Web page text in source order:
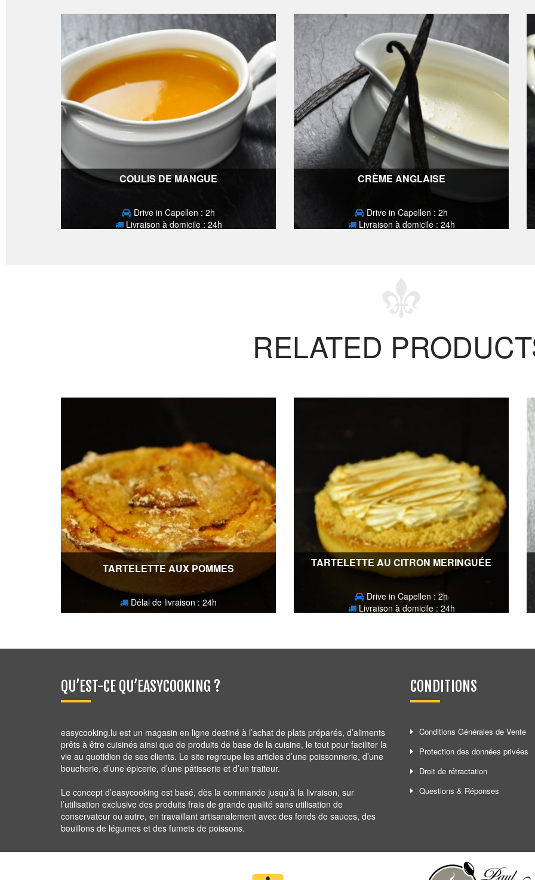
COULIS DE MANGUE
Drive in Capellen : 2h
Livraison à domicile : 24h
CRÈME ANGLAISE
Drive in Capellen : 2h
Livraison à domicile : 24h
RELATED
TARTELETTE AUX POMMES
Délai de livraison : 24h
TARTELETTE AU CITRON MERINGUÉE
Drive in Capellen : 2h
Livraison à domicile : 24h
QU’EST-CE QU’EASYCOOKING ?
easycooking.lu est un magasin en ligne destiné à l’achat de plats préparés, d’aliments
prêts à être cuisinés ainsi que de produits de base de la cuisine, le tout pour faciliter la
vie au quotidien de ses clients. Le site regroupe les articles d’une poissonnerie, d’une
boucherie, d’une épicerie, d’une pâtisserie et d’un traiteur.
Le concept d’easycooking est basé, dès la commande jusqu’à la livraison, sur
l’utilisation exclusive des produits frais de grande qualité sans utilisation de
conservateur ou autre, en travaillant artisanalement avec des fonds de sauces, des
bouillons de légumes et des fumets de poissons.
CONDITIONS
Conditions Générales de Vente
Protection des données privées
Droit de rétractation
Questions & Réponses